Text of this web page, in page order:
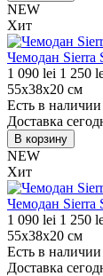
NEW
Хит
Чемодан Sierra
1 090 lei 1 250
55х38х20 см
Есть в наличии
Доставка
В корзину
NEW
Хит
Чемодан Sierra
1 090 lei 1 250
55х38х20 см
Есть в наличии
Доставка